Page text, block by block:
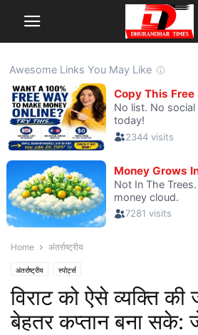
Home अंतर्राष्ट्रीय
अंतर्राष्ट्रीय स्पोर्ट्स
विराट को ऐसे व्यक्ति
बेहतर कप्तान बना सके: